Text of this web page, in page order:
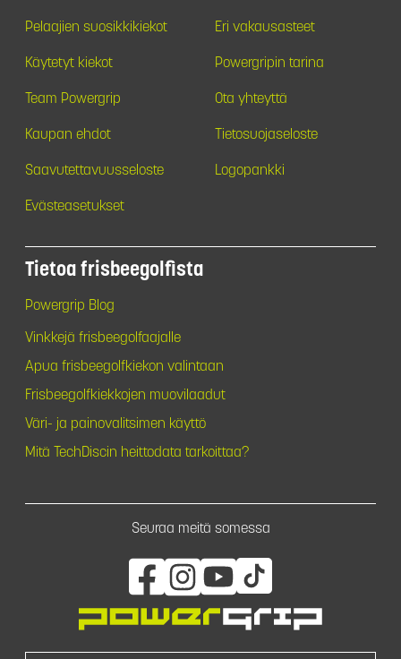
Pelaajien suosikkikiekot Eri vakausasteet
Käytetyt kiekot Powergripin tarina
Team Powergrip Ota yhteyttä
Kaupan ehdot Tietosuojaseloste
Saavutettavuusseloste Logopankki
Evästeasetukset
Tietoa frisbeegolfista
Powergrip Blog
Vinkkejä frisbeegolfaajalle
Apua frisbeegolfkiekon valintaan
Frisbeegolfkiekkojen muovilaadut
Väri- ja painovalitsimen käyttö
Mitä TechDiscin heittodata tarkoittaa?
Seuraa meitä somessa